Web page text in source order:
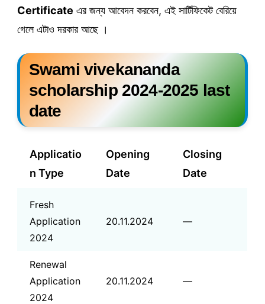
Certificate এর জন্য আবেদন করবেন, এই সার্টিফিকেট বেরিয়ে
গেলে এটাও দরকার আছে ।
Swami vivekananda
scholarship 2024-2025 last
date
Applicatio
n Type
Opening
Date
Closing
Date
Fresh
Application
2024
20.11.2024 —
Renewal
Application
2024
20.11.2024 —